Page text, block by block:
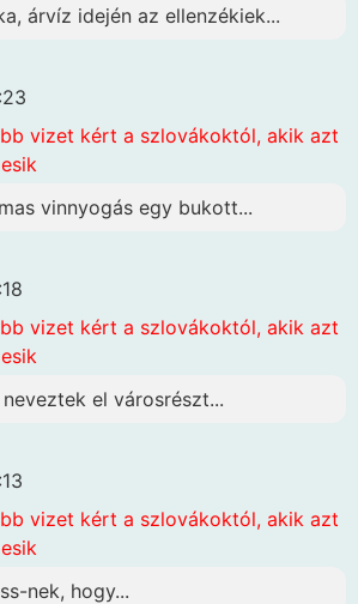
árvíz idején az ellenzékiek...
vizet kért a szlovákoktól, akik azt
vinnyogás egy bukott...
vizet kért a szlovákoktól, akik azt
el városrészt...
vizet kért a szlovákoktól, akik azt
nek, hogy...